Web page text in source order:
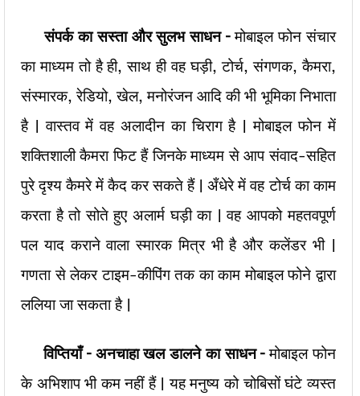
संपर्क का सस्ता और सुलभ साधन –मोबाइल फोन संचार
का माध्यम तो है ही, साथ ही वह घड़ी, टोर्च, संगणक, कैमरा,
संस्मारक, रेडियो, खेल, मनोरंजन आदि की भी भूमिका निभाता
है | वास्तव में वह अलादीन का चिराग है | मोबाइल फोन में
शक्तिशाली कैमरा फिट हैं जिनके माध्यम से आप संवाद-सहित
पुरे दृश्य कैमरे में कैद कर सकते हैं | अँधेरे में वह टोर्च का काम
करता है तो सोते हुए अलार्म घड़ी का | वह आपको महतवपूर्ण
पल याद कराने वाला स्मारक मित्र भी है और कलेंडर भी |
गणता से लेकर टाइम-कीपिंग तक का काम मोबाइल फोने द्वारा
ललिया जा सकता है |
विप्तियाँ – अनचाहा खल डालने का साधन –मोबाइल फोन
के अभिशाप भी कम नहीं हैं | यह मनुष्य को चोबिसों घंटे व्यस्त